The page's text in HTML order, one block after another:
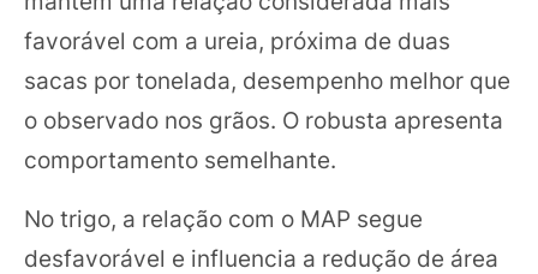
favorável com a ureia, próxima de duas
sacas por tonelada, desempenho melhor que
o observado nos grãos. O robusta apresenta
comportamento semelhante.
No trigo, a relação com o MAP segue
desfavorável e influencia a redução de área